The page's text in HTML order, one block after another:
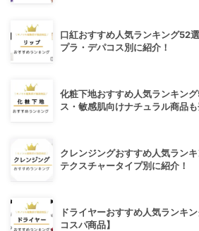
口紅おすすめ人気ランキング52
プラ・デパコス別に紹介！
化粧下地おすすめ人気ランキン
ス・敏感肌向けナチュラル商品も
クレンジングおすすめ人気ラン
テクスチャータイプ別に紹介！
ドライヤーおすすめ人気ランキ
コスパ商品】